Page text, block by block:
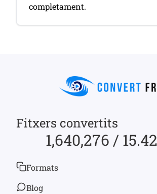
completament.
Fitxers convertits
1,640,276 /
Formats
Blog